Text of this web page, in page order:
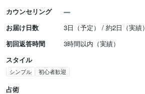
カウンセリング
お届け日数
3日（予定） / 約2日（実績）
初回返答時間
3時間以内（実績）
スタイル
シンプル 初心者歓迎
占術